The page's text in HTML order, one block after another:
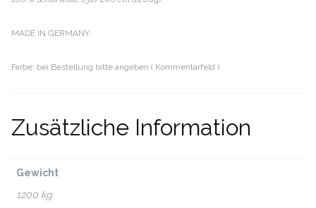
MADE IN GERMANY
Farbe: bei Bestellung bitte angeben ( Kommentarfeld )
Zusätzliche Information
Gewicht
1200 kg